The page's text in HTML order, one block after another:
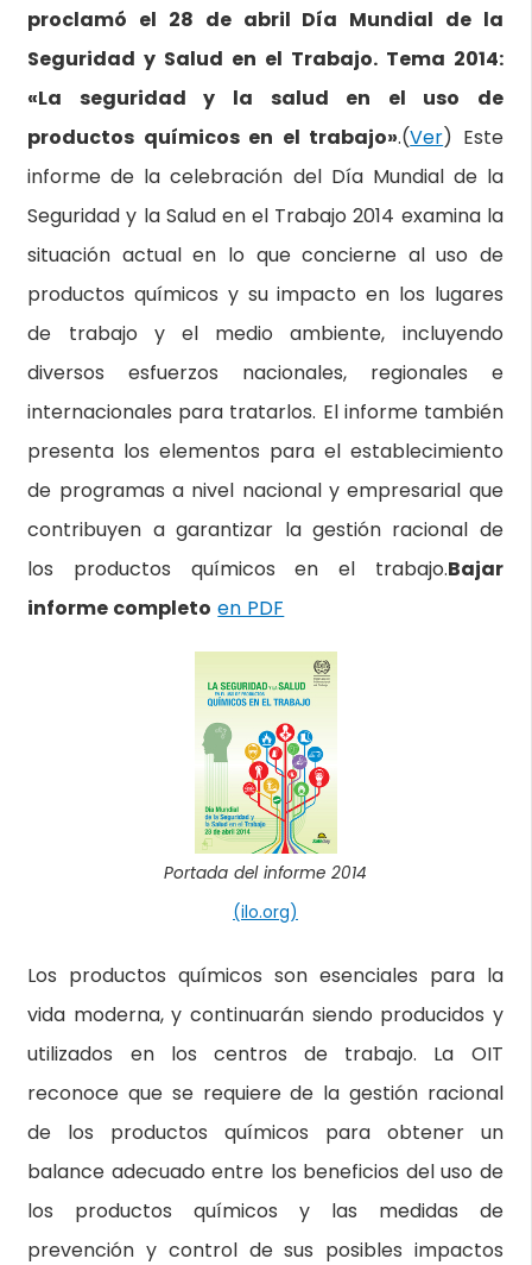
proclamó el 28 de abril Día Mundial de la
Seguridad y Salud en el Trabajo. Tema 2014:
«La seguridad y la salud en el uso de
productos químicos en el trabajo».(Ver) Este
informe de la celebración del Día Mundial de la
Seguridad y la Salud en el Trabajo 2014 examina la
situación actual en lo que concierne al uso de
productos químicos y su impacto en los lugares
de trabajo y el medio ambiente, incluyendo
diversos esfuerzos nacionales, regionales e
internacionales para tratarlos. El informe también
presenta los elementos para el establecimiento
de programas a nivel nacional y empresarial que
contribuyen a garantizar la gestión racional de
los productos químicos en el trabajo.Bajar
informe completo en PDF
Portada del informe 2014
(ilo.org)
Los productos químicos son esenciales para la
vida moderna, y continuarán siendo producidos y
utilizados en los centros de trabajo. La OIT
reconoce que se requiere de la gestión racional
de los productos químicos para obtener un
balance adecuado entre los beneficios del uso de
los productos químicos y las medidas de
prevención y control de sus posibles impactos